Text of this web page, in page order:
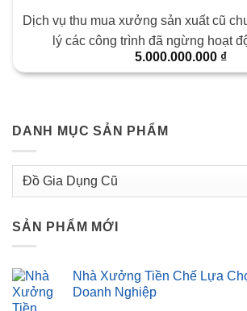
Dịch vụ thu mua xưởng sản xuất cũ
lý các công trình đã ngừng hoạt
5.000.000.000 ₫
DANH MỤC SẢN PHẨM
SẢN PHẨM MỚI
Nhà Xưởng Tiền Chế Lựa
Doanh Nghiệp